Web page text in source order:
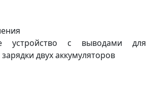
устройство с выводами для
двух аккумуляторов